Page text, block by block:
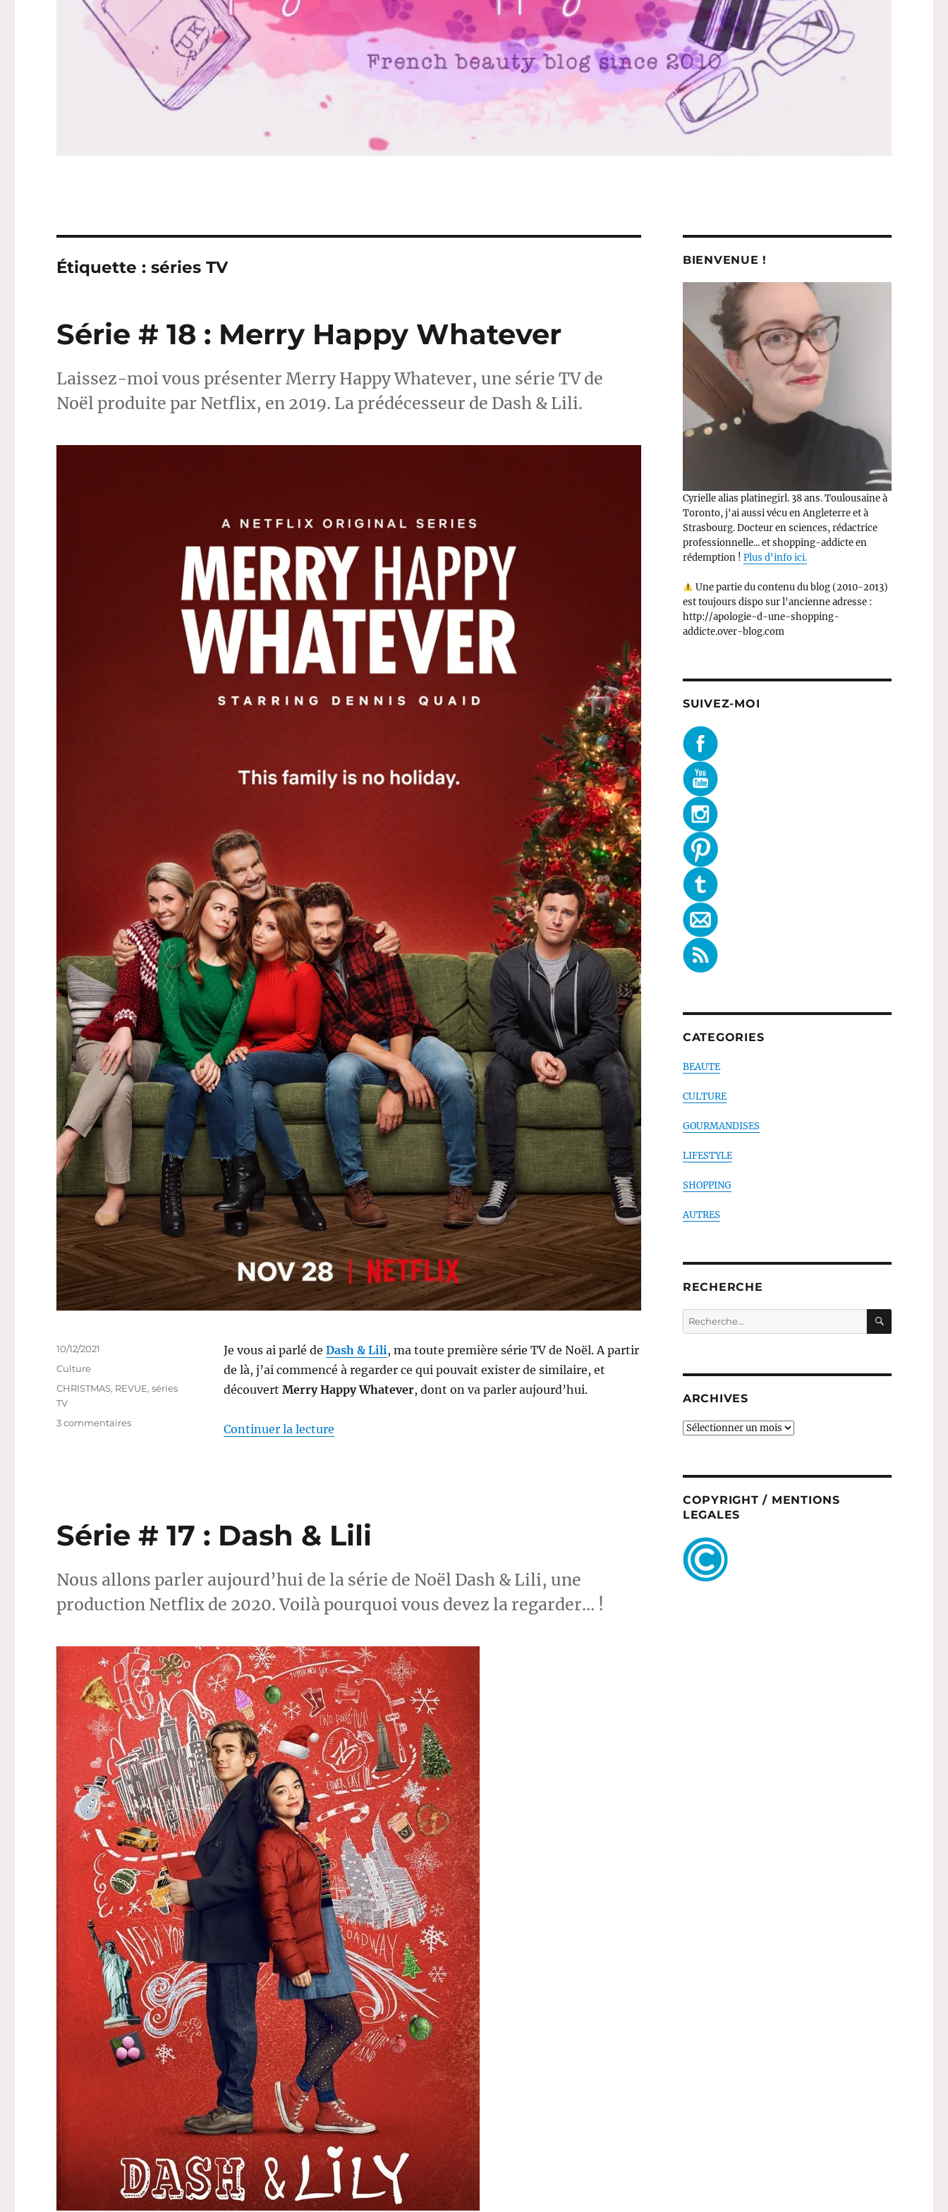
Étiquette :séries TV
Série # 18 : Merry Happy Whatever
Laissez-moi vous présenter Merry Happy Whatever, une série TV de
Noël produite par Netflix, en 2019. La prédécesseur de Dash & Lili.
Je vous ai parlé de Dash & Lili , ma toute première série TV de Noël. A partir
de là, j’ai commencé à regarder ce qui pouvait exister de similaire, et
découvert Merry Happy Whatever, dont on va parler aujourd’hui.
Continuer la lecturede « Série # 18 : Merry Happy Whatever »
Publié
10/12/2021
Catégories
Culture
Étiquettes
CHRISTMAS, REVUE,séries
TV
3 commentairessur
Whatever
Série # 17 : Dash & Lili
Nous allons parler aujourd’hui de la série de Noël Dash & Lili, une
production Netflix de 2020. Voilà pourquoi vous devez la regarder… !
BIENVENUE !
Cyrielle alias platinegirl. 38 ans. Toulousaine à
Toronto, j'ai aussi vécu en Angleterre et à
Strasbourg. Docteur en sciences, rédactrice
professionnelle... et shopping-addicte en
rédemption ! Plus d'info ici.
Une partie du contenu du blog (2010-2013)
est toujours dispo sur l'ancienne adresse :
http://apologie-d-une-shopping-
addicte.over-blog.com
SUIVEZ-MOI
CATEGORIES
BEAUTE
CULTURE
GOURMANDISES
LIFESTYLE
SHOPPING
AUTRES
RECHERCHE
Recherche
pour :
ARCHIVES
ARCHIVES
COPYRIGHT / MENTIONS
LEGALES